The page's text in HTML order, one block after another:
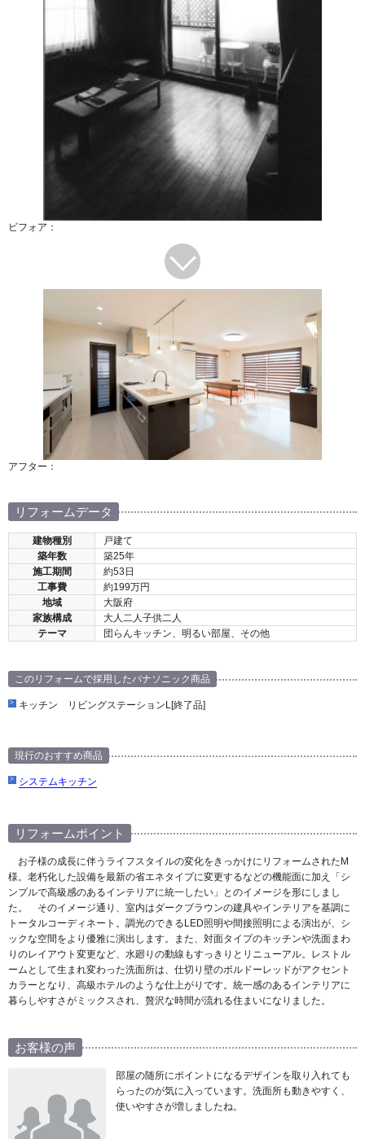
ビフォア：
アフター：
リフォームデータ
建物種別
戸建て
築年数
築25年
施工期間
約53日
工事費
約199万円
地域
大阪府
家族構成
大人二人子供二人
テーマ
団らんキッチン、明るい部屋、その他
このリフォームで採用したパナソニック商品
キッチン リビングステーションL[終了品]
現行のおすすめ商品
システムキッチン
リフォームポイント
お子様の成長に伴うライフスタイルの変化をきっかけにリフォームされたM
様。老朽化した設備を最新の省エネタイプに変更するなどの機能面に加え「シ
ンプルで高級感のあるインテリアに統一したい」とのイメージを形にしまし
た。 そのイメージ通り、室内はダークブラウンの建具やインテリアを基調に
トータルコーディネート。調光のできるLED照明や間接照明による演出が、シ
ックな空間をより優雅に演出します。また、対面タイプのキッチンや洗面まわ
りのレイアウト変更など、水廻りの動線もすっきりとリニューアル。レストル
ームとして生まれ変わった洗面所は、仕切り壁のボルドーレッドがアクセント
カラーとなり、高級ホテルのような仕上がりです。統一感のあるインテリアに
暮らしやすさがミックスされ、贅沢な時間が流れる住まいになりました。
お客様の声
部屋の随所にポイントになるデザインを取り入れても
らったのが気に入っています。洗面所も動きやすく、
使いやすさが増しましたね。